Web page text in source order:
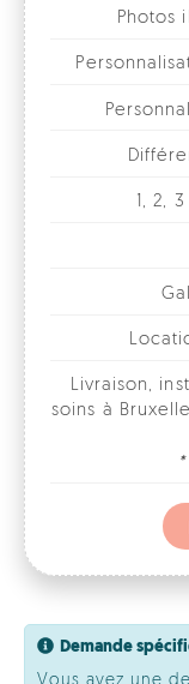
soins à
*
Demande